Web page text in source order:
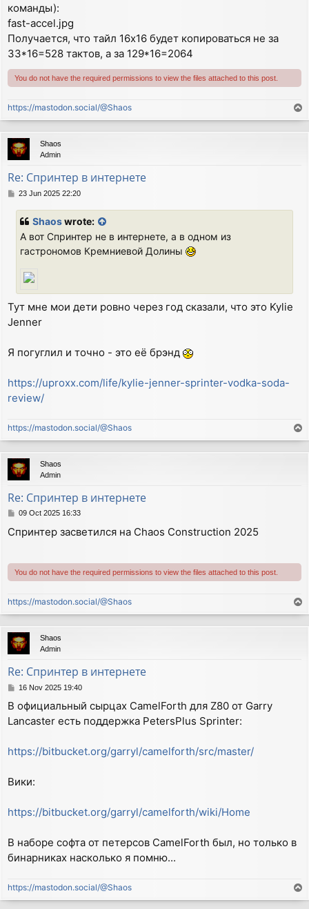
команды):
fast-accel.jpg
Получается, что тайл 16х16 будет копироваться не за
33*16=528 тактов, а за 129*16=2064
You do not have the required permissions to view the files attached to this post.
https://mastodon.social/@Shaos
o
p
Shaos
Admin
Re: Спринтер в интернете
P23 Jun 2025 22:20
Shaoswrote:
А вот Спринтер не в интернете, а в одном из
гастрономов Кремниевой Долины
Тут мне мои дети ровно через год сказали, что это Kylie
Jenner
Я погуглил и точно - это её брэнд
https://uproxx.com/life/kylie-jenner-sprinter-vodka-soda-
review/
https://mastodon.social/@Shaos
o
p
Shaos
Admin
Re: Спринтер в интернете
P
s
09 Oct 2025 16:33
Спринтер засветился на Chaos Construction 2025
You do not have the required permissions to view the files attached to this post.
https://mastodon.social/@Shaos
o
p
Shaos
Admin
Re: Спринтер в интернете
P
s
t
16 Nov 2025 19:40
В официальный сырцах CamelForth для Z80 от Garry
Lancaster есть поддержка PetersPlus Sprinter:
https://bitbucket.org/garryl/camelforth/src/master/
Вики:
https://bitbucket.org/garryl/camelforth/wiki/Home
В наборе софта от петерсов CamelForth был, но только в
бинарниках насколько я помню...
https://mastodon.social/@Shaos
o